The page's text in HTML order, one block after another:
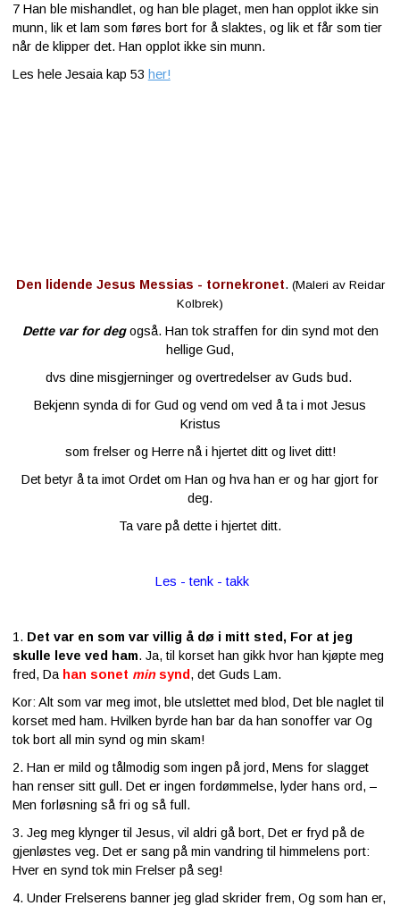
7 Han ble mishandlet, og han ble plaget, men han opplot ikke sin
munn, lik et lam som føres bort for å slaktes, og lik et får som tier
når de klipper det. Han opplot ikke sin munn.
Les hele Jesaia kap 53 her!
Den lidende Jesus Messias - tornekronet. (Maleri av Reidar
Kolbrek)
Dette var for degogså. Han tok straffen for din synd mot den
hellige Gud,
dvs dine misgjerninger og overtredelser av Guds bud.
Bekjenn synda di for Gud og vend om ved å ta i mot Jesus
Kristus
som frelser og Herre nå i hjertet ditt og livet ditt!
Det betyr å ta imot Ordet om Han og hva han er og har gjort for
deg.
Ta vare på dette i hjertet ditt.
Les - tenk - takk
1. Det var en som var villig å dø i mitt sted, For at jeg
skulle leve ved ham. Ja, til korset han gikk hvor han kjøpte meg
fred, Da han sonet minsynd , det Guds Lam.
Kor: Alt som var meg imot, ble utslettet med blod, Det ble naglet til
korset med ham. Hvilken byrde han bar da han sonoffer var Og
tok bort all min synd og min skam!
2. Han er mild og tålmodig som ingen på jord, Mens for slagget
han renser sitt gull. Det er ingen fordømmelse, lyder hans ord, –
Men forløsning så fri og så full.
3. Jeg meg klynger til Jesus, vil aldri gå bort, Det er fryd på de
gjenløstes veg. Det er sang på min vandring til himmelens port:
Hver en synd tok min Frelser på seg!
4. Under Frelserens banner jeg glad skrider frem, Og som han er,